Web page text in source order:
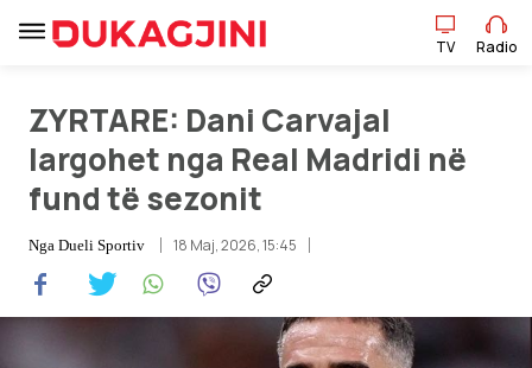
Lajme
Sport
Pikëpamje
TV Radio
ZYRTARE: Dani Carvajal
largohet nga Real Madridi në
fund të sezonit
Nga Dueli Sportiv 18 Maj, 2026, 15:45